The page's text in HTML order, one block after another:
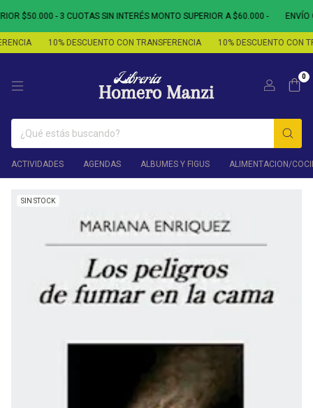
$50.000 - 3 CUOTAS SIN INTERÉS MONTO SUPERIOR A $60.000 - ENVÍO
10% DESCUENTO CON TRANSFERENCIA 10% DESCUENTO CON
0
ACTIVIDADES AGENDAS ALBUMES Y FIGUS ALIMENTACION/
SIN STOCK